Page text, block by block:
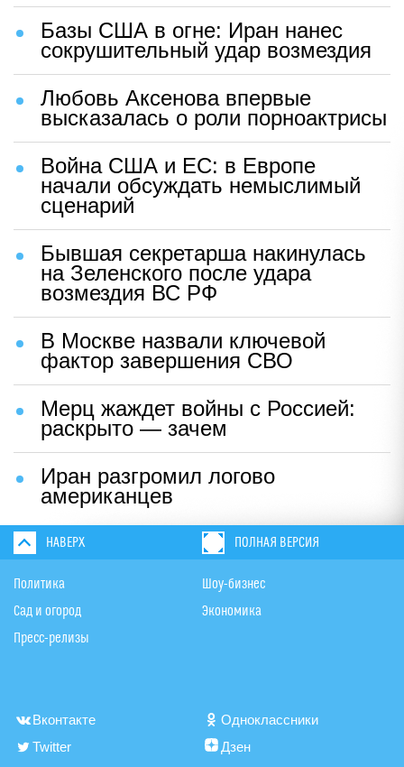
Базы США в огне: Иран нанес
сокрушительный удар возмездия
Любовь Аксенова впервые
высказалась о роли порноактрисы
Война США и ЕС: в Европе
начали обсуждать немыслимый
сценарий
Бывшая секретарша накинулась
на Зеленского после удара
возмездия ВС РФ
В Москве назвали ключевой
фактор завершения СВО
Мерц жаждет войны с Россией:
раскрыто — зачем
Иран разгромил логово
американцев
НАВЕРХ ПОЛНАЯ ВЕРСИЯ
Политика
Сад и огород
Пресс-релизы
Шоу-бизнес
Экономика
Вконтакте
Одноклассники
Twitter
Дзен